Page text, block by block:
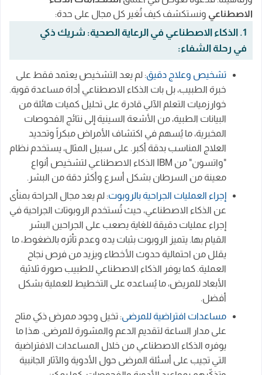
الاصطناعي ونستكشف كيف تُغير كل مجال على حدة:
1. الذكاء الاصطناعي في الرعاية الصحية: شريك ذكي
في رحلة الشفاء:
تشخيص وعلاج دقيق: لم يعد التشخيص يعتمد فقط على
خبرة الطبيب، بل بات الذكاء الاصطناعي أداة مساعدة قوية.
خوارزميات التعلم الآلي قادرة على تحليل كميات هائلة من
البيانات الطبية، من الأشعة السينية إلى نتائج الفحوصات
المخبرية، ما يُسهم في اكتشاف الأمراض مبكراً وتحديد
العلاج المناسب بدقة أكبر. على سبيل المثال، يستخدم نظام
"واتسون" من IBM الذكاء الاصطناعي لتشخيص أنواع
معينة من السرطان بشكل أسرع وأكثر دقة من البشر.
إجراء العمليات الجراحية بالروبوت: لم يعد مجال الجراحة بمنأى
عن الذكاء الاصطناعي، حيث تُستخدم الروبوتات الجراحية في
إجراء عمليات دقيقة للغاية يصعب على الجراحين البشر
القيام بها. يتميز الروبوت بثبات يده وعدم تأثره بالضغوط، ما
يقلل من احتمالية حدوث الأخطاء ويزيد من فرص نجاح
العملية. كما يوفر الذكاء الاصطناعي للطبيب صورة ثلاثية
الأبعاد للمريض، ما يُساعده على التخطيط للعملية بشكل
أفضل.
مساعدات افتراضية للمرضى: تخيل وجود ممرض ذكي متاح
على مدار الساعة لتقديم الدعم والمشورة للمرضى. هذا ما
يوفره الذكاء الاصطناعي من خلال المساعدات الافتراضية
التي تجيب على أسئلة المرضى حول الأدوية والآثار الجانبية